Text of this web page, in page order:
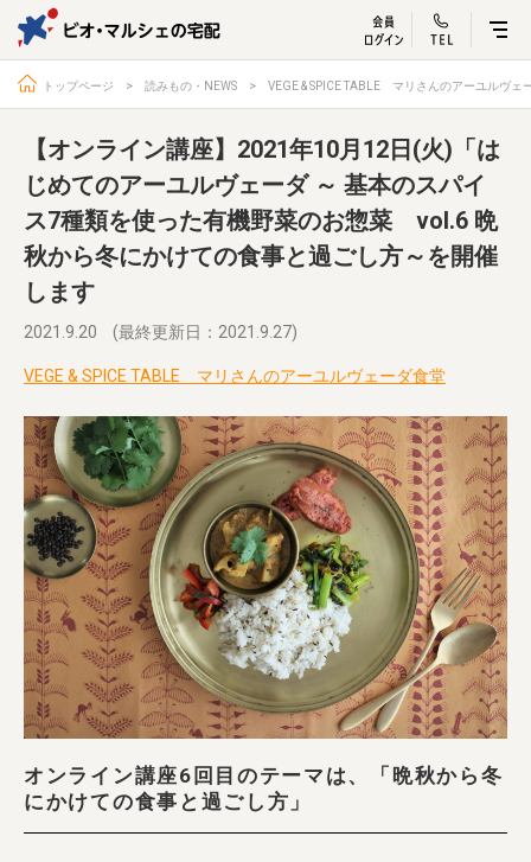
ビオ・マルシェ
宅配サービス紹介 有機野菜のお試しセッ
入
トップページ ビオ・マルシェの想い
宅配サービスについて 読みもの・NEWS
よくある質問
取扱店 ビオママクラブ
お問い合わせ 放射性物質への対応
会社概要 採用情報
業務用卸 SDGsへの取り組み
トップページ 読みもの・NEWS VEGE & SPICE TABLE マリさんのアーユルヴェ
【オンライン講座】2021年10月12日(火)「は
じめてのアーユルヴェーダ ～ 基本のスパイ
ス7種類を使った有機野菜のお惣菜 vol.6 晩
秋から冬にかけての食事と過ごし方～を開催
します
2021.9.20 (最終更新日：2021.9.27)
VEGE & SPICE TABLE マリさんのアーユルヴェーダ食堂
オンライン講座6回目のテーマは、「晩秋から冬
にかけての食事と過ごし方」